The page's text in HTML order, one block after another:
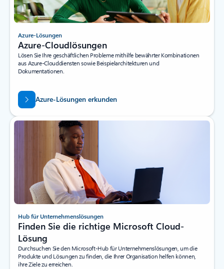
Azure-Lösungen
Azure-Cloudlösungen
Lösen Sie Ihre geschäftlichen Probleme mithilfe bewährter Kombinationen
aus Azure-Clouddiensten sowie Beispielarchitekturen und
Dokumentationen.
Azure-Lösungen erkunden
Hub für Unternehmenslösungen
Finden Sie die richtige Microsoft Cloud-
Lösung
Durchsuchen Sie den Microsoft-Hub für Unternehmenslösungen, um die
Produkte und Lösungen zu finden, die Ihrer Organisation helfen können,
ihre Ziele zu erreichen.